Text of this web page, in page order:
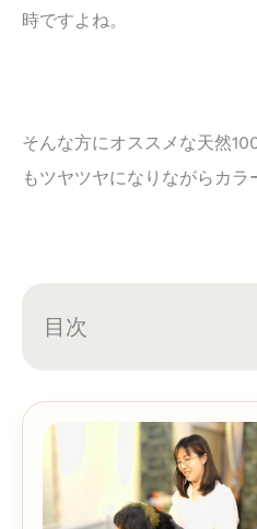
時ですよね。
そんな方にオススメな天然
もツヤツヤになりながらカラ
目次